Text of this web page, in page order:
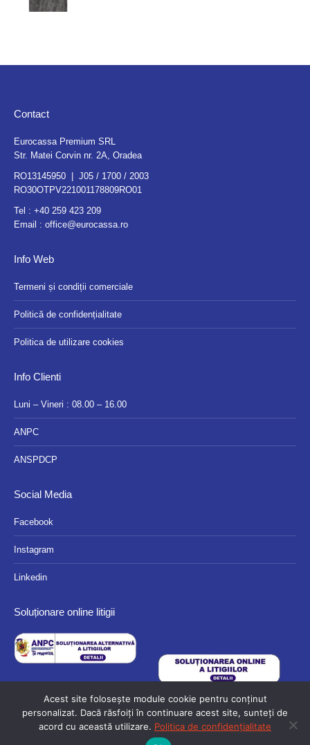
Contact
Eurocassa Premium SRL
Str. Matei Corvin nr. 2A, Oradea
RO13145950 | J05 / 1700 / 2003
RO30OTPV221001178809RO01
Tel : +40 259 423 209
Email : office@eurocassa.ro
Info Web
Termeni și condiții comerciale
Politică de confidențialitate
Politica de utilizare cookies
Info Clienti
Luni – Vineri : 08.00 – 16.00
ANPC
ANSPDCP
Social Media
Facebook
Instagram
Linkedin
Soluționare online litigii
© 2024 Eurocassa - Toate drepturile rezervate.
Acest site folosește module cookie pentru conținut
personalizat. Dacă răsfoiți în continuare acest site, sunteți de
acord cu această utilizare. Politica de confidențialitate